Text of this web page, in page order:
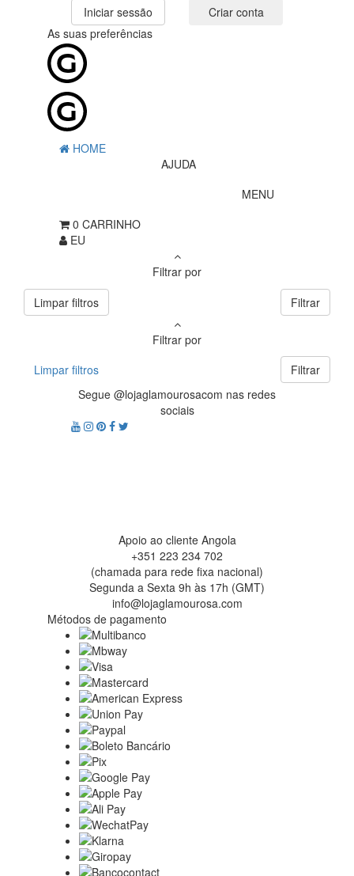
Iniciar sessão
Criar conta
As suas preferências
HOME
AJUDA
MENU
0 CARRINHO
EU
Filtrar por
Limpar filtros
Filtrar
Filtrar por
Limpar filtros
Filtrar
Segue @lojaglamourosacom nas redes
sociais
Apoio ao cliente Angola
+351 223 234 702
(chamada para rede fixa nacional)
Segunda a Sexta 9h às 17h (GMT)
info@lojaglamourosa.com
Métodos de pagamento